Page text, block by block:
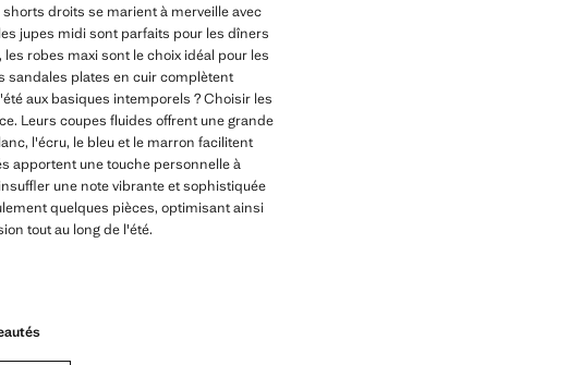
droits se marient à merveille avec
jupes midi sont parfaits pour les dîners
robes maxi sont le choix idéal pour les
sandales plates en cuir complètent
aux basiques intemporels ? Choisir les
Leurs coupes fluides offrent une grande
l'écru, le bleu et le marron facilitent
apportent une touche personnelle à
une note vibrante et sophistiquée
quelques pièces, optimisant ainsi
tout au long de l'été.